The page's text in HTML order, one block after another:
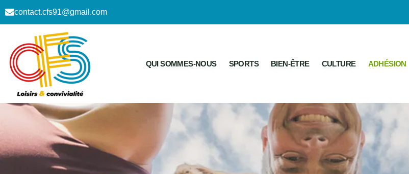
contact.cfs91@gmail.com
QUI SOMMES-NOUS SPORTS BIEN-ÊTRE CULTURE ADHÉSION